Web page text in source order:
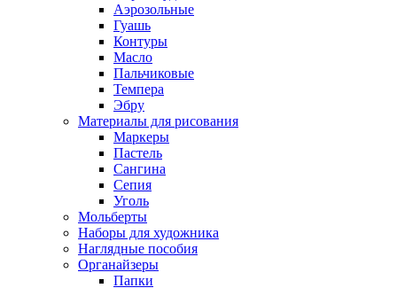
Аэрозольные
Гуашь
Контуры
Масло
Пальчиковые
Темпера
Эбру
Материалы для рисования
Маркеры
Пастель
Сангина
Сепия
Уголь
Мольберты
Наборы для художника
Наглядные пособия
Органайзеры
Папки